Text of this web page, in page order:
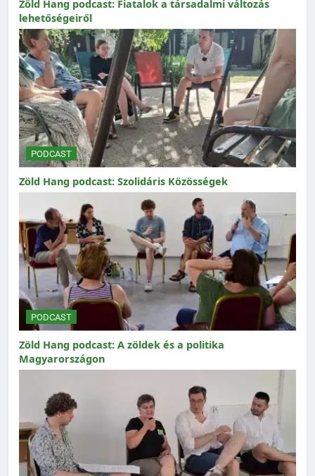
Zöld Hang podcast: Fiatalok a társadalmi változás
lehetőségeiről
PODCAST
Zöld Hang podcast: Szolidáris Közösségek
PODCAST
Zöld Hang podcast: A zöldek és a politika
Magyarországon